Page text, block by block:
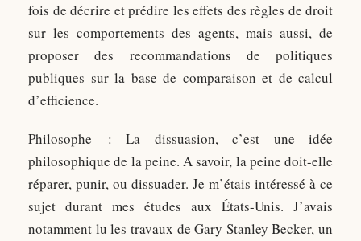
fois de décrire et prédire les effets des règles de droit
sur les comportements des agents, mais aussi, de
proposer des recommandations de politiques
publiques sur la base de comparaison et de calcul
d’efficience.
Philosophe : La dissuasion, c’est une idée
philosophique de la peine. A savoir, la peine doit-elle
réparer, punir, ou dissuader. Je m’étais intéressé à ce
sujet durant mes études aux États-Unis. J’avais
notamment lu les travaux de Gary Stanley Becker, un